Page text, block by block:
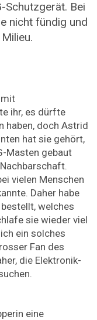
Schutzgerät. Bei
nicht fündig und
ihr, es dürfte
haben, doch Astrid
hat sie gehört,
Masten gebaut
vielen Menschen
Daher habe
welches
sie wieder viel
ein solches
Fan des
die Elektronik-
eine